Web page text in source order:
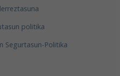
politika
Segurtasun-Politika